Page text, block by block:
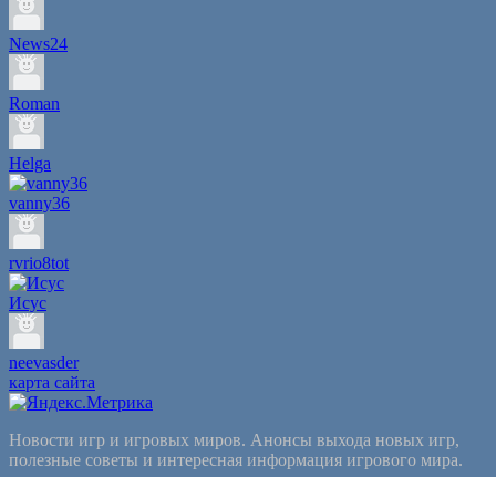
News24
Roman
Helga
vanny36
rvrio8tot
Исус
neevasder
карта сайта
Новости игр и игровых миров. Анонсы выхода новых игр,
полезные советы и интересная информация игрового мира.